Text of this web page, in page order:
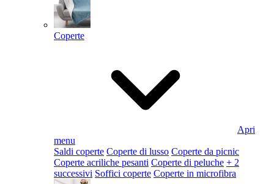
Coperte
Apri
menu
Saldi coperte Coperte di lusso Coperte da picnic
Coperte acriliche pesanti Coperte di peluche + 2
successivi Soffici coperte Coperte in microfibra